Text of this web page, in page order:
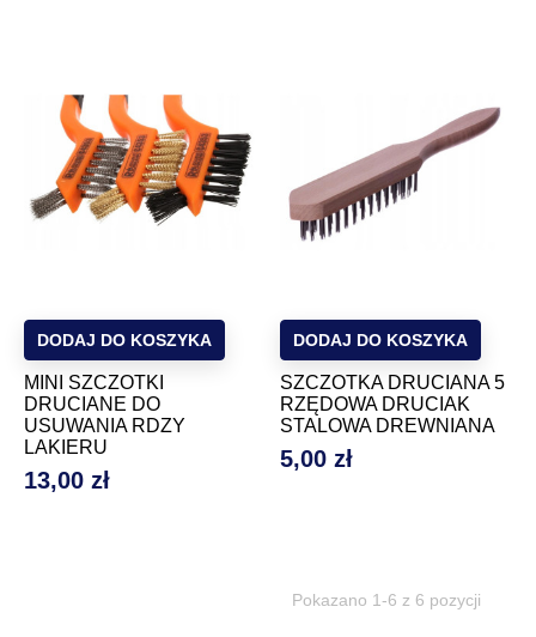
MINI SZCZOTKI
DRUCIANE DO
USUWANIA RDZY
LAKIERU
Cena
13,00 zł
DODAJ DO KOSZYKA
SZCZOTKA DRUCIANA 5
RZĘDOWA DRUCIAK
STALOWA DREWNIANA
Cena
5,00 zł
DODAJ DO KOSZYKA
Pokazano 1-6 z 6 pozycji